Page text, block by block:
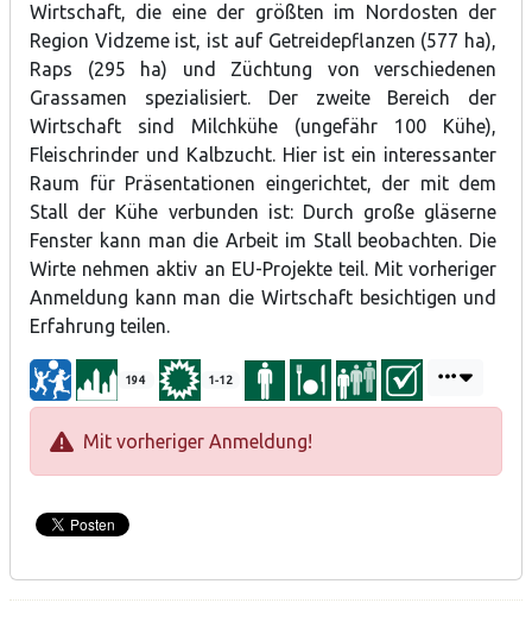
Wirtschaft, die eine der größten im Nordosten der
Region Vidzeme ist, ist auf Getreidepflanzen (577 ha),
Raps (295 ha) und Züchtung von verschiedenen
Grassamen spezialisiert. Der zweite Bereich der
Wirtschaft sind Milchkühe (ungefähr 100 Kühe),
Fleischrinder und Kalbzucht. Hier ist ein interessanter
Raum für Präsentationen eingerichtet, der mit dem
Stall der Kühe verbunden ist: Durch große gläserne
Fenster kann man die Arbeit im Stall beobachten. Die
Wirte nehmen aktiv an EU-Projekte teil. Mit vorheriger
Anmeldung kann man die Wirtschaft besichtigen und
Erfahrung teilen.
194 1-12
Mit vorheriger Anmeldung!